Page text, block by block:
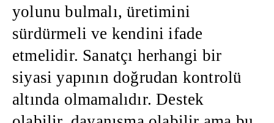
yolunu bulmalı, üretimini
sürdürmeli ve kendini ifade
etmelidir. Sanatçı herhangi bir
siyasi yapının doğrudan kontrolü
altında olmamalıdır. Destek